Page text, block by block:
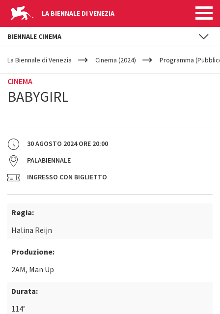
LA BIENNALE DI VENEZIA
YOUR
ARE
La Biennale di Venezia Cinema (2024) Programma
CINEMA
BABYGIRL
30 AGOSTO 2024ORE 20:00
PALABIENNALE
INGRESSO CON BIGLIETTO
Regia:
Halina Reijn
Produzione:
2AM, Man Up
Durata:
114’
BIENNALE CINEMA